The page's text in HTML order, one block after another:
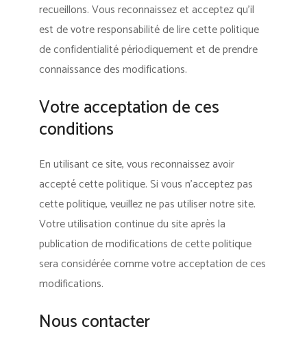
recueillons. Vous reconnaissez et acceptez qu’il
est de votre responsabilité de lire cette politique
de confidentialité périodiquement et de prendre
connaissance des modifications.
Votre acceptation de ces
conditions
En utilisant ce site, vous reconnaissez avoir
accepté cette politique. Si vous n’acceptez pas
cette politique, veuillez ne pas utiliser notre site.
Votre utilisation continue du site après la
publication de modifications de cette politique
sera considérée comme votre acceptation de ces
modifications.
Nous contacter